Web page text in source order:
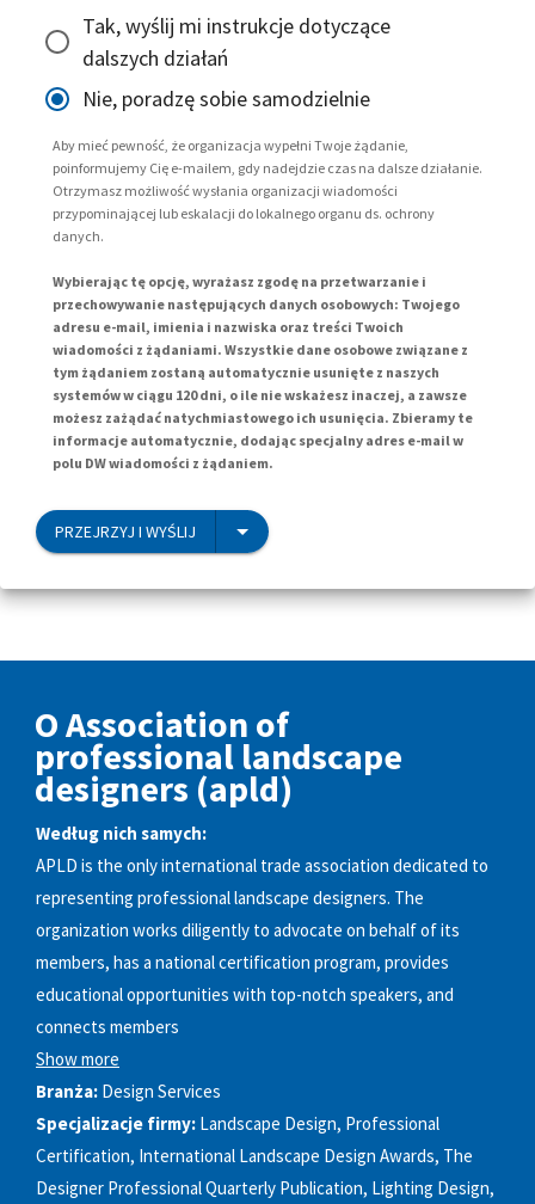
Tak, wyślij mi instrukcje dotyczące
dalszych działań
Nie, poradzę sobie samodzielnie
Aby mieć pewność, że organizacja wypełni Twoje żądanie,
poinformujemy Cię e-mailem, gdy nadejdzie czas na dalsze działanie.
Otrzymasz możliwość wysłania organizacji wiadomości
przypominającej lub eskalacji do lokalnego organu ds. ochrony
danych.
Wybierając tę opcję, wyrażasz zgodę na przetwarzanie i
przechowywanie następujących danych osobowych: Twojego
adresu e-mail, imienia i nazwiska oraz treści Twoich
wiadomości z żądaniami. Wszystkie dane osobowe związane z
tym żądaniem zostaną automatycznie usunięte z naszych
systemów w ciągu 120 dni, o ile nie wskażesz inaczej, a zawsze
możesz zażądać natychmiastowego ich usunięcia. Zbieramy te
informacje automatycznie, dodając specjalny adres e-mail w
polu DW wiadomości z żądaniem.
PRZEJRZYJ I WYŚLIJ
O Association of
professional landscape
designers (apld)
Według nich samych:
APLD is the only international trade association dedicated to
representing professional landscape designers. The
organization works diligently to advocate on behalf of its
members, has a national certification program, provides
educational opportunities with top-notch speakers, and
connects members
Show more
Branża: Design Services
Specjalizacje firmy: Landscape Design, Professional
Certification, International Landscape Design Awards, The
Designer Professional Quarterly Publication, Lighting Design,